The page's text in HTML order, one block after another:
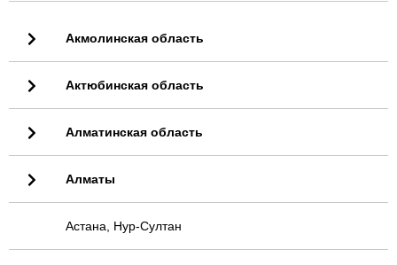
Акмолинская область
Актюбинская область
Алматинская область
Алматы
Астана, Нур-Султан